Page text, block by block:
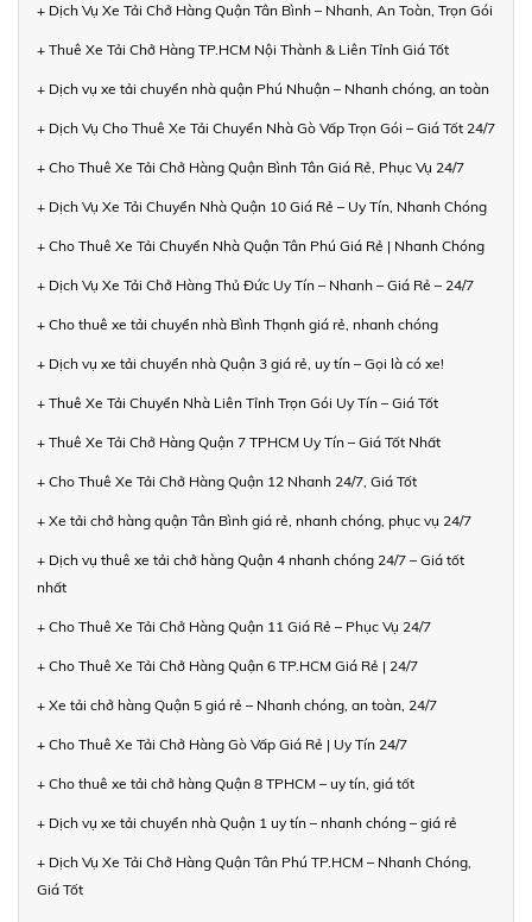
+ Dịch Vụ Xe Tải Chở Hàng Quận Tân Bình – Nhanh, An Toàn, Trọn Gói
+ Thuê Xe Tải Chở Hàng TP.HCM Nội Thành & Liên Tỉnh Giá Tốt
+ Dịch vụ xe tải chuyển nhà quận Phú Nhuận – Nhanh chóng, an toàn
+ Dịch Vụ Cho Thuê Xe Tải Chuyển Nhà Gò Vấp Trọn Gói – Giá Tốt 24/7
+ Cho Thuê Xe Tải Chở Hàng Quận Bình Tân Giá Rẻ, Phục Vụ 24/7
+ Dịch Vụ Xe Tải Chuyển Nhà Quận 10 Giá Rẻ – Uy Tín, Nhanh Chóng
+ Cho Thuê Xe Tải Chuyển Nhà Quận Tân Phú Giá Rẻ | Nhanh Chóng
+ Dịch Vụ Xe Tải Chở Hàng Thủ Đức Uy Tín – Nhanh – Giá Rẻ – 24/7
+ Cho thuê xe tải chuyển nhà Bình Thạnh giá rẻ, nhanh chóng
+ Dịch vụ xe tải chuyển nhà Quận 3 giá rẻ, uy tín – Gọi là có xe!
+ Thuê Xe Tải Chuyển Nhà Liên Tỉnh Trọn Gói Uy Tín – Giá Tốt
+ Thuê Xe Tải Chở Hàng Quận 7 TPHCM Uy Tín – Giá Tốt Nhất
+ Cho Thuê Xe Tải Chở Hàng Quận 12 Nhanh 24/7, Giá Tốt
+ Xe tải chở hàng quận Tân Bình giá rẻ, nhanh chóng, phục vụ 24/7
+ Dịch vụ thuê xe tải chở hàng Quận 4 nhanh chóng 24/7 – Giá tốt
nhất
+ Cho Thuê Xe Tải Chở Hàng Quận 11 Giá Rẻ – Phục Vụ 24/7
+ Cho Thuê Xe Tải Chở Hàng Quận 6 TP.HCM Giá Rẻ | 24/7
+ Xe tải chở hàng Quận 5 giá rẻ – Nhanh chóng, an toàn, 24/7
+ Cho Thuê Xe Tải Chở Hàng Gò Vấp Giá Rẻ | Uy Tín 24/7
+ Cho thuê xe tải chở hàng Quận 8 TPHCM – uy tín, giá tốt
+ Dịch vụ xe tải chuyển nhà Quận 1 uy tín – nhanh chóng – giá rẻ
+ Dịch Vụ Xe Tải Chở Hàng Quận Tân Phú TP.HCM – Nhanh Chóng,
Giá Tốt